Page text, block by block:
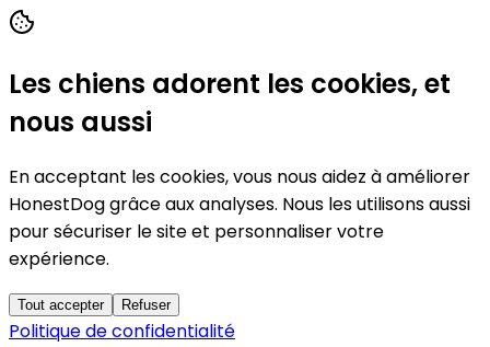
Les chiens adorent les cookies, et
nous aussi
En acceptant les cookies, vous nous aidez à améliorer
HonestDog grâce aux analyses. Nous les utilisons aussi
pour sécuriser le site et personnaliser votre
expérience.
Tout accepter Refuser
Politique de confidentialité